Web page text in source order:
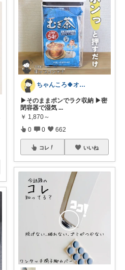
ちゃんころ🍀オリ写/インテリア/キッズ
▶そのままポンでラク収納 ▶密
閉容器で湿気 ...
￥ 1,870～
0 0 662
コレ いいね